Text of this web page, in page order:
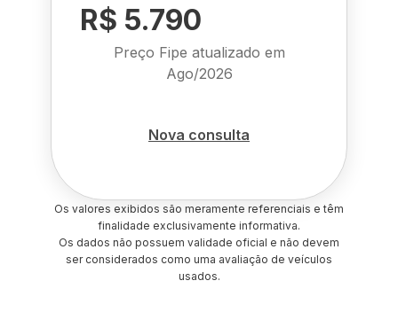
R$ 5.790
Preço Fipe atualizado em
Ago/2026
Nova consulta
Os valores exibidos são meramente referenciais e têm
finalidade exclusivamente informativa.
Os dados não possuem validade oficial e não devem
ser considerados como uma avaliação de veículos
usados.